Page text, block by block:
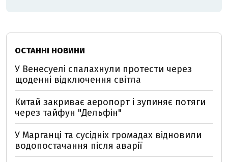
ОСТАННІ НОВИНИ
У Венесуелі спалахнули протести через
щоденні відключення світла
Китай закриває аеропорт і зупиняє потяги
через тайфун "Дельфін"
У Марганці та сусідніх громадах відновили
водопостачання після аварії